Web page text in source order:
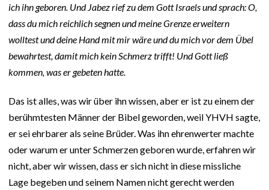
ich ihn geboren. Und Jabez rief zu dem Gott Israels und sprach: O,
dass du mich reichlich segnen und meine Grenze erweitern
wolltest und deine Hand mit mir wäre und du mich vor dem Übel
bewahrtest, damit mich kein Schmerz trifft! Und Gott ließ
kommen, was er gebeten hatte.
Das ist alles, was wir über ihn wissen, aber er ist zu einem der
berühmtesten Männer der Bibel geworden, weil YHVH sagte,
er sei ehrbarer als seine Brüder. Was ihn ehrenwerter machte
oder warum er unter Schmerzen geboren wurde, erfahren wir
nicht, aber wir wissen, dass er sich nicht in diese missliche
Lage begeben und seinem Namen nicht gerecht werden